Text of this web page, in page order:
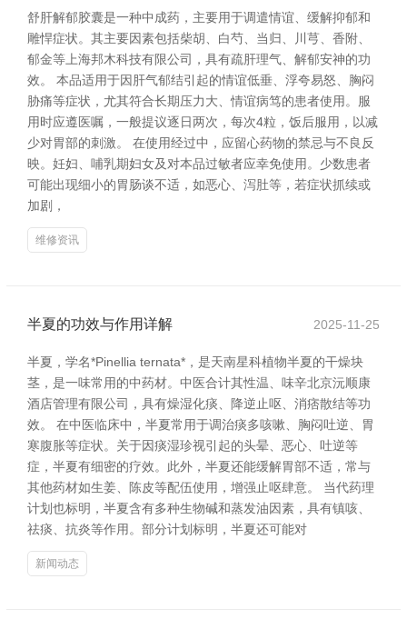
舒肝解郁胶囊是一种中成药，主要用于调遣情谊、缓解抑郁和
雕悍症状。其主要因素包括柴胡、白芍、当归、川芎、香附、
郁金等上海邦木科技有限公司，具有疏肝理气、解郁安神的功
效。 本品适用于因肝气郁结引起的情谊低垂、浮夸易怒、胸闷
胁痛等症状，尤其符合长期压力大、情谊病笃的患者使用。服
用时应遵医嘱，一般提议逐日两次，每次4粒，饭后服用，以减
少对胃部的刺激。 在使用经过中，应留心药物的禁忌与不良反
映。妊妇、哺乳期妇女及对本品过敏者应幸免使用。少数患者
可能出现细小的胃肠谈不适，如恶心、泻肚等，若症状抓续或
加剧，
维修资讯
半夏的功效与作用详解 2025-11-25
半夏，学名*Pinellia ternata*，是天南星科植物半夏的干燥块
茎，是一味常用的中药材。中医合计其性温、味辛北京沅顺康
酒店管理有限公司，具有燥湿化痰、降逆止呕、消痞散结等功
效。 在中医临床中，半夏常用于调治痰多咳嗽、胸闷吐逆、胃
寒腹胀等症状。关于因痰湿珍视引起的头晕、恶心、吐逆等
症，半夏有细密的疗效。此外，半夏还能缓解胃部不适，常与
其他药材如生姜、陈皮等配伍使用，增强止呕肆意。 当代药理
计划也标明，半夏含有多种生物碱和蒸发油因素，具有镇咳、
祛痰、抗炎等作用。部分计划标明，半夏还可能对
新闻动态